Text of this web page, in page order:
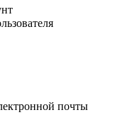
почты